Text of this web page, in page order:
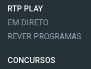
RTP PLAY
EM DIRETO
REVER PROGRAMAS
CONCURSOS